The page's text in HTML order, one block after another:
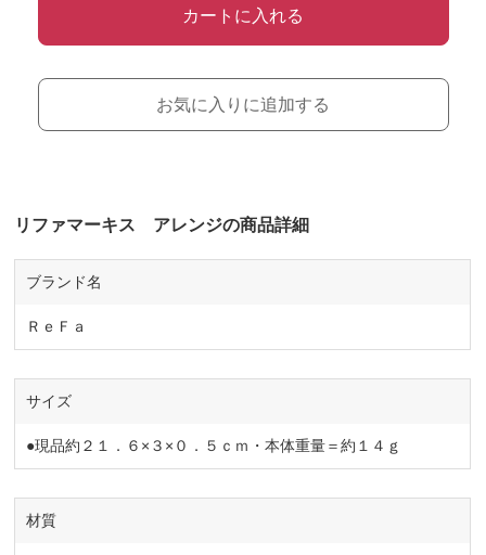
カートに入れる
お気に入りに追加する
リファマーキス アレンジの商品詳細
ブランド名
ＲｅＦａ
サイズ
●現品約２１．６×３×０．５ｃｍ・本体重量＝約１４ｇ
材質